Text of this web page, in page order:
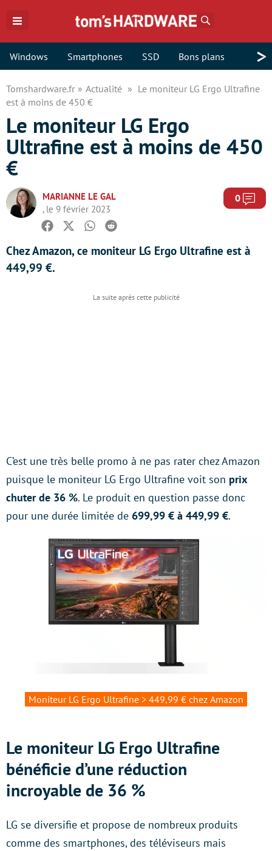
Windows Smartphones SSD Bons plans >
Tomshardware.fr Actualité
Le moniteur LG Ergo Ultrafine
est à moins de 450 €
Le moniteur LG Ergo
Ultrafine est à moins de 450
€
MARIANNE LE GAL
, le 9 février 2023
0
Facebook
TwitterWhatsapp
Reddit
Chez Amazon, ce moniteur LG Ergo Ultrafine est à
449,99 €.
C’est une très belle promo à ne pas rater chez Amazon
puisque le moniteur LG Ergo Ultrafine voit son prix
chuter de 36 %. Le produit en question passe donc
pour une durée limitée de 699,99 € à 449,99 €.
Moniteur LG Ergo Ultrafine > 449,99 € chez Amazon
Le moniteur LG Ergo Ultrafine
bénéficie d’une réduction
incroyable de 36 %
LG se diversifie et propose de nombreux produits
comme des smartphones, des téléviseurs mais